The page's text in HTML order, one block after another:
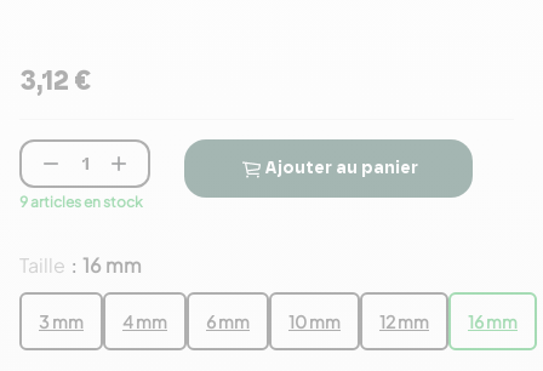
3,12 €
Taille : 16 mm
3 mm 4 mm 6 mm 10 mm 12 mm 16 mm
 
9 articles en stock
Ajouter au panier